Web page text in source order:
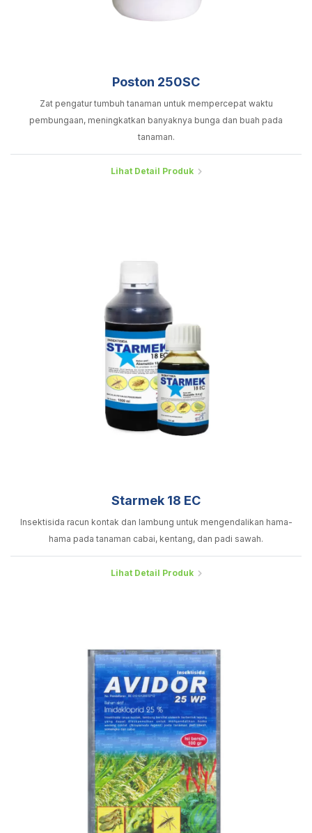
Poston 250SC
Zat pengatur tumbuh tanaman untuk mempercepat waktu
pembungaan, meningkatkan banyaknya bunga dan buah pada
tanaman.
Lihat Detail Produk
Starmek 18 EC
Insektisida racun kontak dan lambung untuk mengendalikan hama-
hama pada tanaman cabai, kentang, dan padi sawah.
Lihat Detail Produk